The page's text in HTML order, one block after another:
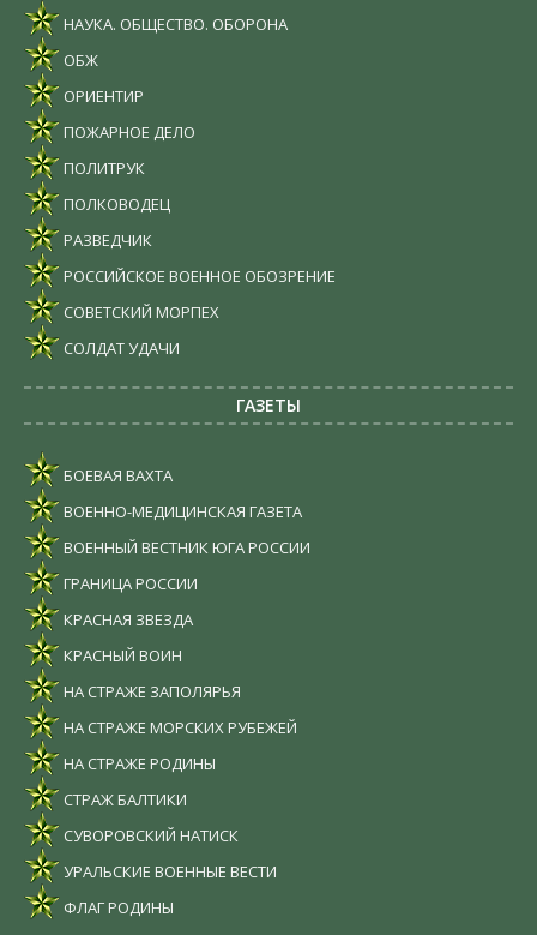
НАУКА. ОБЩЕСТВО. ОБОРОНА
ОБЖ
ОРИЕНТИР
ПОЖАРНОЕ ДЕЛО
ПОЛИТРУК
ПОЛКОВОДЕЦ
РАЗВЕДЧИК
РОССИЙСКОЕ ВОЕННОЕ ОБОЗРЕНИЕ
СОВЕТСКИЙ МОРПЕХ
СОЛДАТ УДАЧИ
ГАЗЕТЫ
БОЕВАЯ ВАХТА
ВОЕННО-МЕДИЦИНСКАЯ ГАЗЕТА
ВОЕННЫЙ ВЕСТНИК ЮГА РОССИИ
ГРАНИЦА РОССИИ
КРАСНАЯ ЗВЕЗДА
КРАСНЫЙ ВОИН
НА СТРАЖЕ ЗАПОЛЯРЬЯ
НА СТРАЖЕ МОРСКИХ РУБЕЖЕЙ
НА СТРАЖЕ РОДИНЫ
СТРАЖ БАЛТИКИ
СУВОРОВСКИЙ НАТИСК
УРАЛЬСКИЕ ВОЕННЫЕ ВЕСТИ
ФЛАГ РОДИНЫ